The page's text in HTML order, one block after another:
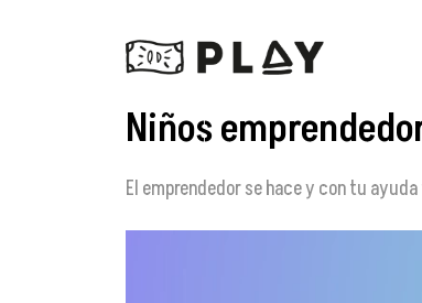
Niños
El emprendedor se hace y con tu